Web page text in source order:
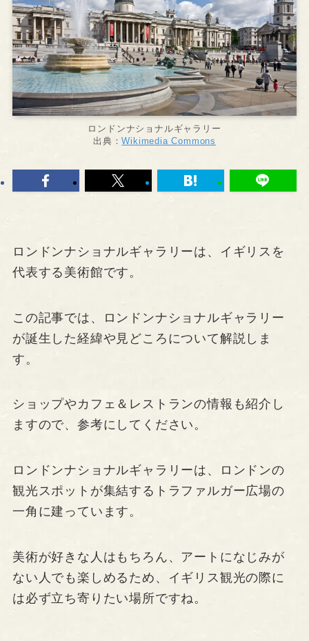
ロンドンナショナルギャラリー
出典：Wikimedia Commons
ロンドンナショナルギャラリーは、イギリスを
代表する美術館です。
この記事では、ロンドンナショナルギャラリー
が誕生した経緯や見どころについて解説しま
す。
ショップやカフェ＆レストランの情報も紹介し
ますので、参考にしてください。
ロンドンナショナルギャラリーは、ロンドンの
観光スポットが集結するトラファルガー広場の
一角に建っています。
美術が好きな人はもちろん、アートになじみが
ない人でも楽しめるため、イギリス観光の際に
は必ず立ち寄りたい場所ですね。